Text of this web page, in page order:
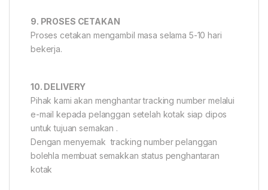
9. PROSES CETAKAN
Proses cetakan mengambil masa selama 5-10 hari
bekerja.
10. DELIVERY
Pihak kami akan menghantar tracking number melalui
e-mail kepada pelanggan setelah kotak siap dipos
untuk tujuan semakan .
Dengan menyemak tracking number pelanggan
bolehla membuat semakkan status penghantaran
kotak